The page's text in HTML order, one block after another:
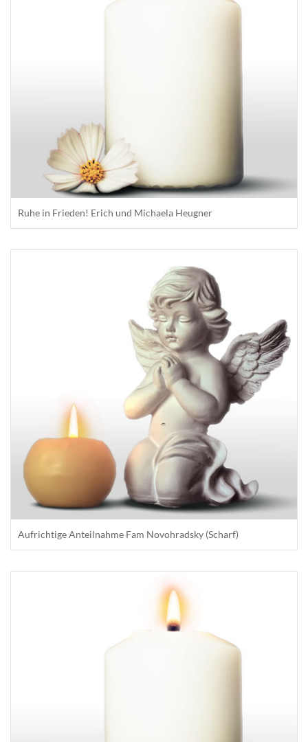
Ruhe in Frieden! Erich und Michaela Heugner
Aufrichtige Anteilnahme Fam Novohradsky (Scharf)